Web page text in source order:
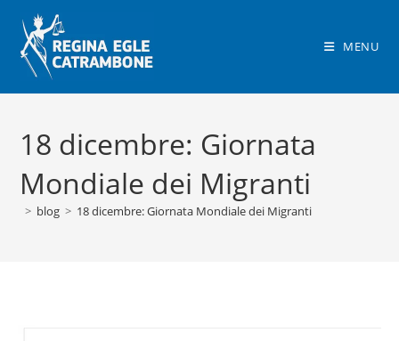
contenuto
MENU
18 dicembre: Giornata
Mondiale dei Migranti
> blog > 18 dicembre: Giornata Mondiale dei Migranti